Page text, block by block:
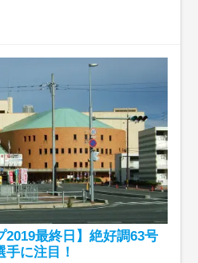
2019最終日】絶好調63号
に注目！